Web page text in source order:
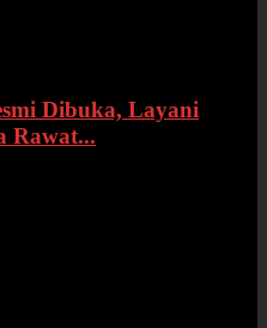
Dibuka, Layani
Rawat...